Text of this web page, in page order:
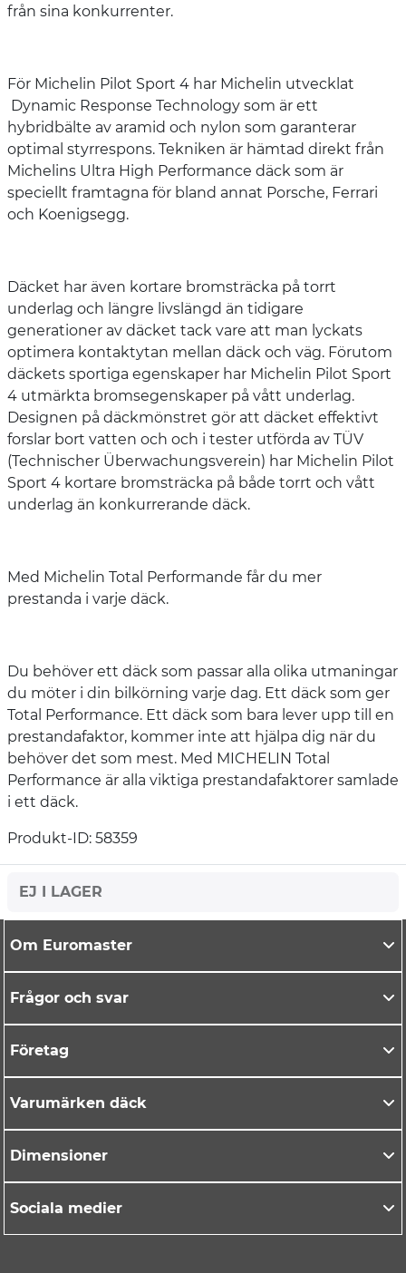
från sina konkurrenter.
För Michelin Pilot Sport 4 har Michelin utvecklat
Dynamic Response Technology som är ett
hybridbälte av aramid och nylon som garanterar
optimal styrrespons. Tekniken är hämtad direkt från
Michelins Ultra High Performance däck som är
speciellt framtagna för bland annat Porsche, Ferrari
och Koenigsegg.
Däcket har även kortare bromsträcka på torrt
underlag och längre livslängd än tidigare
generationer av däcket tack vare att man lyckats
optimera kontaktytan mellan däck och väg. Förutom
däckets sportiga egenskaper har Michelin Pilot Sport
4 utmärkta bromsegenskaper på vått underlag.
Designen på däckmönstret gör att däcket effektivt
forslar bort vatten och och i tester utförda av TÜV
(Technischer Überwachungsverein) har Michelin Pilot
Sport 4 kortare bromsträcka på både torrt och vått
underlag än konkurrerande däck.
Med Michelin Total Performande får du mer
prestanda i varje däck.
Du behöver ett däck som passar alla olika utmaningar
du möter i din bilkörning varje dag. Ett däck som ger
Total Performance. Ett däck som bara lever upp till en
prestandafaktor, kommer inte att hjälpa dig när du
behöver det som mest. Med MICHELIN Total
Performance är alla viktiga prestandafaktorer samlade
i ett däck.
Produkt-ID: 58359
EJ I LAGER
Om Euromaster
Frågor och svar
Företag
Varumärken däck
Dimensioner
Sociala medier